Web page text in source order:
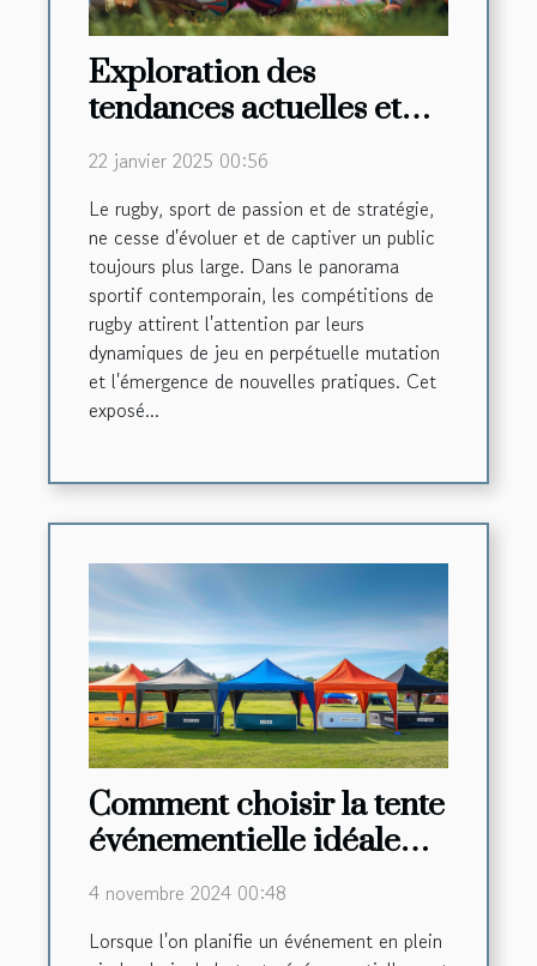
Exploration des
tendances actuelles et
futures dans les
compétitions de rugby
22 janvier 2025 00:56
Le rugby, sport de passion et de stratégie,
ne cesse d'évoluer et de captiver un public
toujours plus large. Dans le panorama
sportif contemporain, les compétitions de
rugby attirent l'attention par leurs
dynamiques de jeu en perpétuelle mutation
et l'émergence de nouvelles pratiques. Cet
exposé...
Comment choisir la tente
événementielle idéale
pour chaque occasion
4 novembre 2024 00:48
Lorsque l'on planifie un événement en plein